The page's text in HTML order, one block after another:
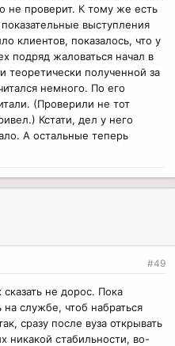
не проверит. К тому же есть
выступления
клиентов, показалось, что у
подряд жаловаться начал в
теоретически полученной за
немного. По его
(Проверили не тот
Кстати, дел у него
А остальные теперь
#49
не дорос. Пока
службе, чтоб набраться
сразу после вуза открывать
никакой стабильности, во-